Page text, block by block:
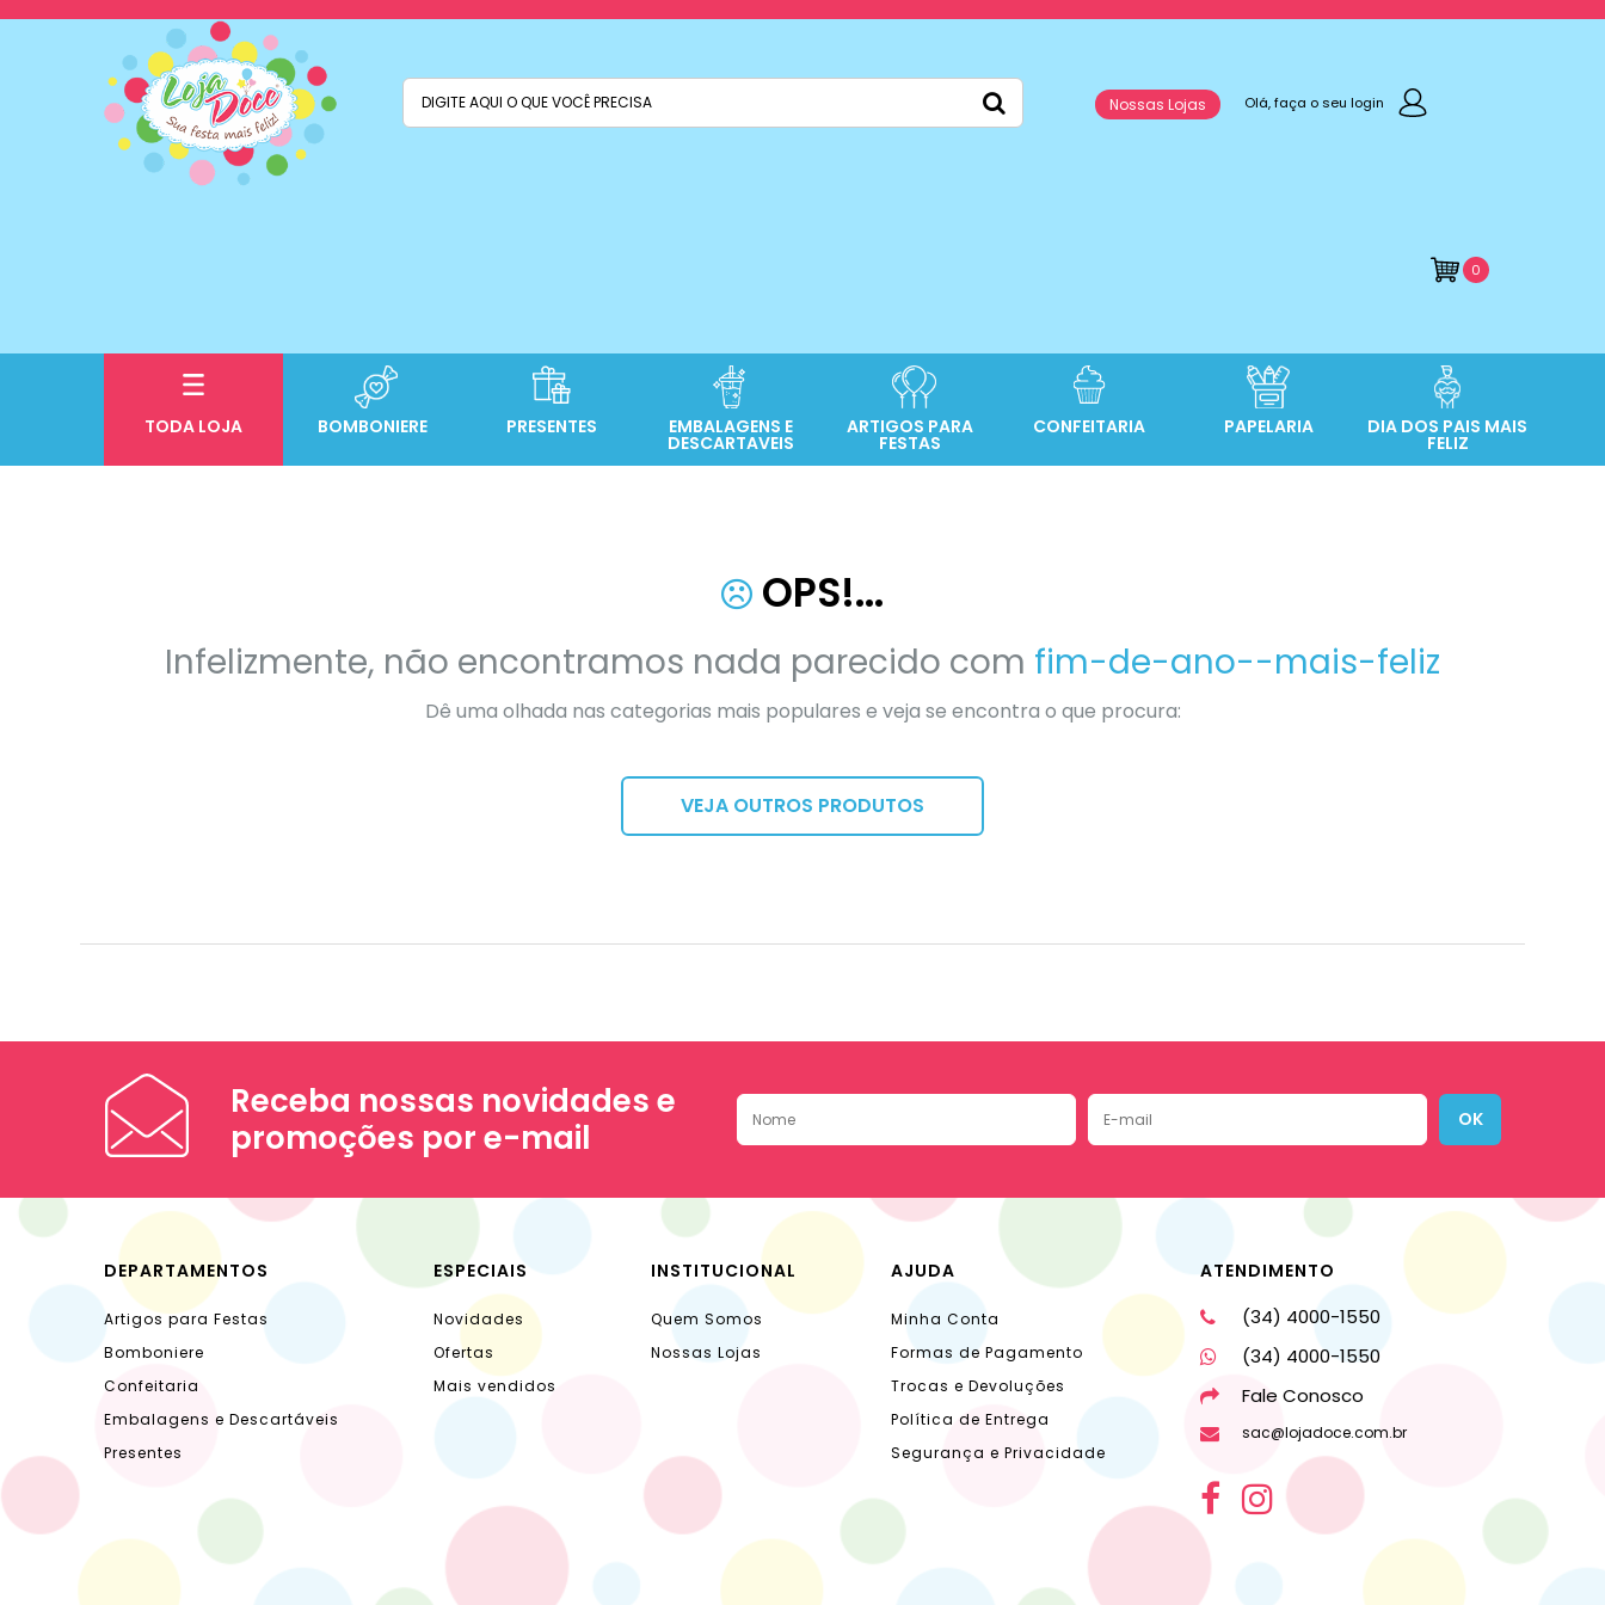
Nossas Lojas Olá, faça o seu login
0
TODA LOJA BOMBONIERE PRESENTES EMBALAGENS E
DESCARTAVEIS
ARTIGOS PARA
FESTAS
CONFEITARIA PAPELARIA DIA DOS PAIS MAIS
FELIZ
OPS!...
Infelizmente, não encontramos nada parecido com fim-de-ano--mais-feliz
Dê uma olhada nas categorias mais populares e veja se encontra o que procura:
VEJA OUTROS PRODUTOS
Receba nossas novidades e
promoções por e-mail
OK
DEPARTAMENTOS
Artigos para Festas
Bomboniere
Confeitaria
Embalagens e Descartáveis
Presentes
ESPECIAIS
Novidades
Ofertas
Mais vendidos
INSTITUCIONAL
Quem Somos
Nossas Lojas
AJUDA
Minha Conta
Formas de Pagamento
Trocas e Devoluções
Política de Entrega
Segurança e Privacidade
ATENDIMENTO
(34) 4000-1550
(34) 4000-1550
Fale Conosco
sac@lojadoce.com.br